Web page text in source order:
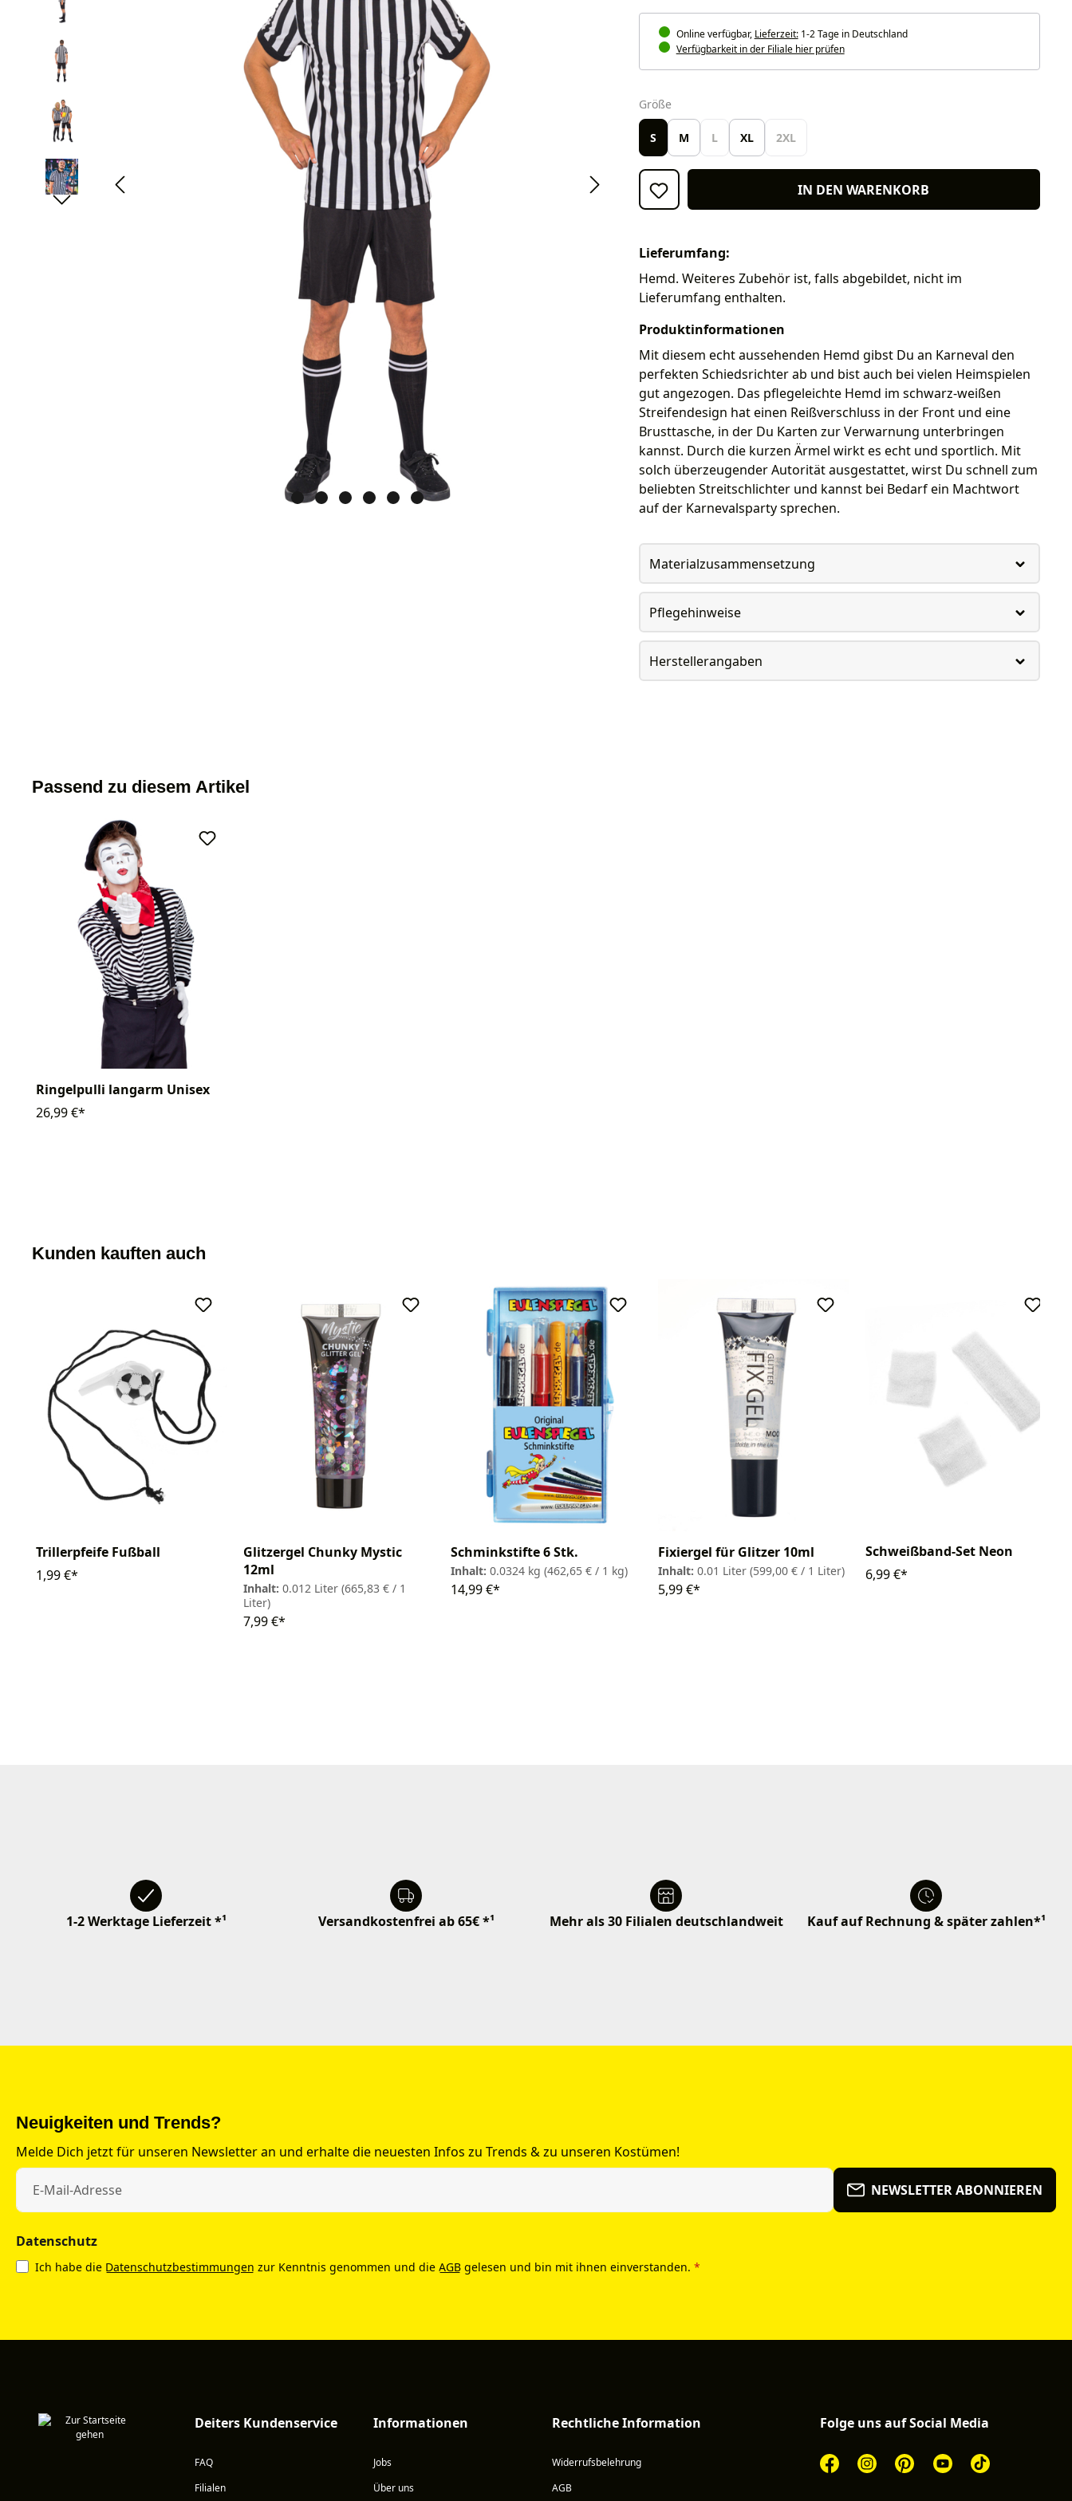
Online verfügbar, Lieferzeit:1-2 Tage in Deutschland
Verfügbarkeit in der Filiale hier prüfen
Größeauswählen
S M L XL 2XL
IN DEN WARENKORB
Lieferumfang:
Hemd. Weiteres Zubehör ist, falls abgebildet, nicht im
Lieferumfang enthalten.
Produktinformationen
Mit diesem echt aussehenden Hemd gibst Du an Karneval den
perfekten Schiedsrichter ab und bist auch bei vielen Heimspielen
gut angezogen. Das pflegeleichte Hemd im schwarz-weißen
Streifendesign hat einen Reißverschluss in der Front und eine
Brusttasche, in der Du Karten zur Verwarnung unterbringen
kannst. Durch die kurzen Ärmel wirkt es echt und sportlich. Mit
solch überzeugender Autorität ausgestattet, wirst Du schnell zum
beliebten Streitschlichter und kannst bei Bedarf ein Machtwort
auf der Karnevalsparty sprechen.
Materialzusammensetzung
Pflegehinweise
Herstellerangaben
Passend zu diesem Artikel
Ringelpulli langarm Unisex
26,99 €*
Kunden kauften auch
Trillerpfeife Fußball
1,99 €*
Glitzergel Chunky Mystic
12ml
Inhalt: 0.012 Liter (665,83 € / 1
Liter)
7,99 €*
Schminkstifte 6 Stk.
Inhalt: 0.0324 kg (462,65 € / 1 kg)
14,99 €*
Fixiergel für Glitzer 10ml
Inhalt: 0.01 Liter (599,00 € / 1 Liter)
5,99 €*
Schweißband-Set Neon
6,99 €*
1-2 Werktage Lieferzeit *¹ Versandkostenfrei ab 65€ *¹ Mehr als 30 Filialen deutschlandweit Kauf auf Rechnung & später zahlen*¹
Neuigkeiten und Trends?
Melde Dich jetzt für unseren Newsletter an und erhalte die neuesten Infos zu Trends & zu unseren Kostümen!
NEWSLETTER ABONNIEREN
Datenschutz
Ich habe die Datenschutzbestimmungen zur Kenntnis genommen und die AGB gelesen und bin mit ihnen einverstanden. *
Deiters Kundenservice
FAQ
Filialen
Informationen
Jobs
Über uns
Rechtliche Information
Widerrufsbelehrung
AGB
Folge uns auf Social Media